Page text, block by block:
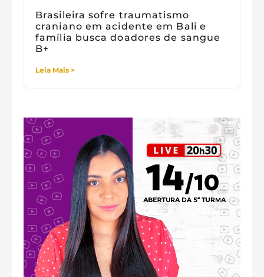
Brasileira sofre traumatismo
craniano em acidente em Bali e
família busca doadores de sangue
B+
Leia Mais >